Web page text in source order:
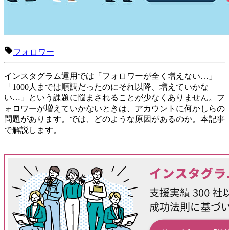
フォロワー
インスタグラム運用では「フォロワーが全く増えない…」
「1000人までは順調だったのにそれ以降、増えていかな
い…」という課題に悩まされることが少なくありません。フ
ォロワーが増えていかないときは、アカウントに何かしらの
問題があります。では、どのような原因があるのか。本記事
で解説します。